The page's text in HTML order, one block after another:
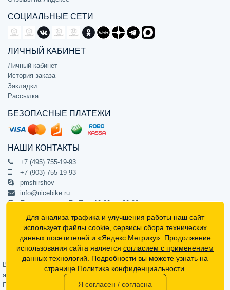
СОЦИАЛЬНЫЕ СЕТИ
ЛИЧНЫЙ КАБИНЕТ
Личный кабинет
История заказа
Закладки
Рассылка
БЕЗОПАСНЫЕ ПЛАТЕЖИ
НАШИ КОНТАКТЫ
+7 (495) 755-19-93
+7 (903) 755-19-93
pmshirshov
info@nicebike.ru
Прием звонков Пн-Пт с 10:00 до 20:00
ПВЗ Пн-Пт с 10:00 до 20:00
г. Москва, ул. Барклая 13с1
подъезд 1, цокольный этаж, офис 1
Официальный интернет-магазин NiceBike © 2012 - 2026
Вся информация на сайте носит ознакомительный характер, не
является публичной офертой (определяемой положениями Статьи 437
Гражданского кодекса РФ) и не может в полной мере передавать
Для анализа трафика и улучшения работы наш сайт
используетфайлы cookie , сервисы сбора технических
данных посетителей и «Яндекс.Метрику». Продолжение
использования сайта является согласием с применением
данных технологий. Подробности вы можете узнать на
странице Политика конфиденциальности
Я согласен / согласна